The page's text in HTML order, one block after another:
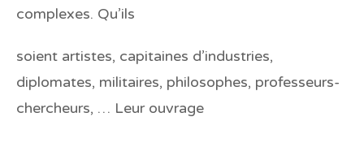
complexes. Qu’ils
soient artistes, capitaines d’industries,
diplomates, militaires, philosophes, professeurs-
chercheurs, … Leur ouvrage